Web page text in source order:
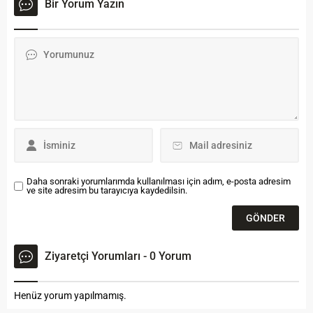
programda bu hafta
BAYDER Başkan Yardımcısı
“Bayburt’un Kültür Varlığı”
Bir Yorum Yazın
Daha sonraki yorumlarımda kullanılması için adım, e-posta adresim
ve site adresim bu tarayıcıya kaydedilsin.
Ziyaretçi Yorumları - 0 Yorum
Henüz yorum yapılmamış.